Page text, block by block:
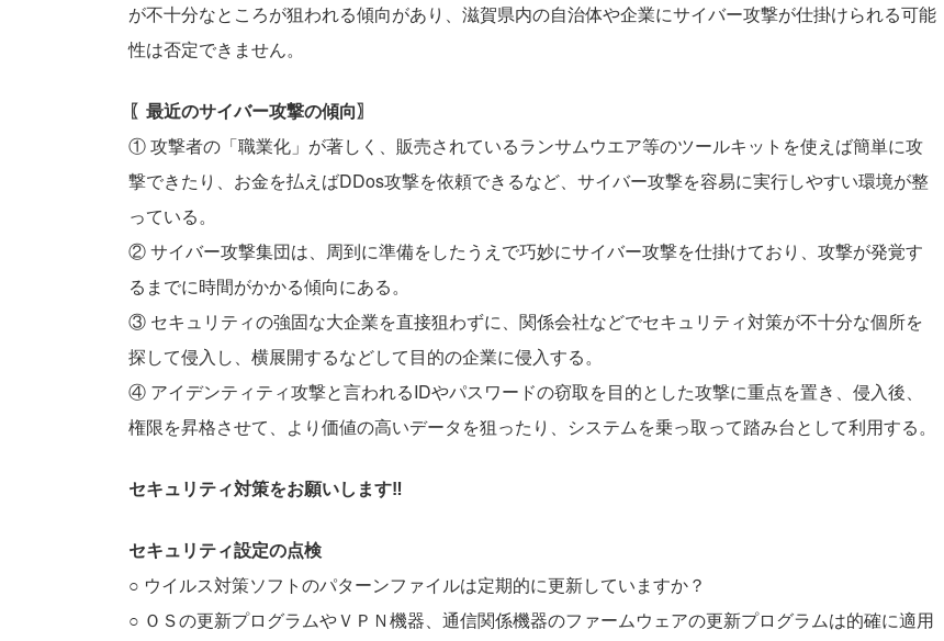
が不⼗分なところが狙われる傾向があり、滋賀県内の⾃治体や企業にサイバー攻撃が仕掛けられる可能
性は否定できません。
〖最近のサイバー攻撃の傾向〗
① 攻撃者の「職業化」が著しく、販売されているランサムウエア等のツールキットを使えば簡単に攻
撃できたり、お⾦を払えばDDos攻撃を依頼できるなど、サイバー攻撃を容易に実⾏しやすい環境が整
っている。
② サイバー攻撃集団は、周到に準備をしたうえで巧妙にサイバー攻撃を仕掛けており、攻撃が発覚す
るまでに時間がかかる傾向にある。
③ セキュリティの強固な大企業を直接狙わずに、関係会社などでセキュリティ対策が不⼗分な個所を
探して侵入し、横展開するなどして目的の企業に侵入する。
④ アイデンティティ攻撃と言われるIDやパスワードの窃取を目的とした攻撃に重点を置き、侵入後、
権限を昇格させて、より価値の⾼いデータを狙ったり、システムを乗っ取って踏み台として利⽤する。
セキュリティ対策をお願いします‼
セキュリティ設定の点検
○ ウイルス対策ソフトのパターンファイルは定期的に更新していますか？
○ ＯＳの更新プログラムやＶＰＮ機器、通信関係機器のファームウェアの更新プログラムは的確に適用